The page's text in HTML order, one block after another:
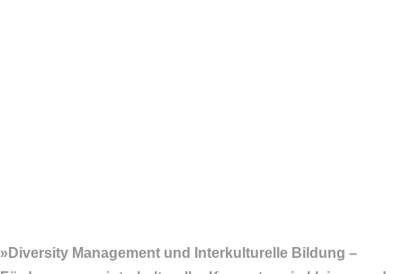
»Diversity Management und Interkulturelle Bildung –